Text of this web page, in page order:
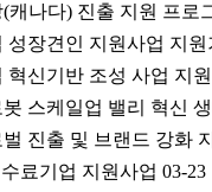
캐나다) 진출 지원 프로
성장견인 지원사업 지
혁신기반 조성 사업 지
스케일업 밸리 혁신
진출 및 브랜드 강화
료기업 지원사업 03-23